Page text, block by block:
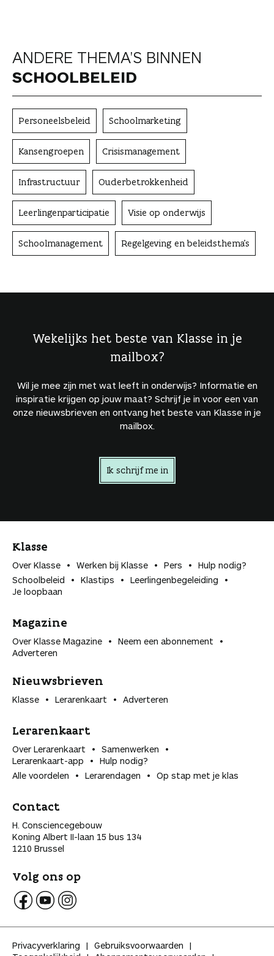
ANDERE THEMA'S BINNEN
SCHOOL­BELEID
Personeelsbeleid Schoolmarketing
Kansengroepen Crisismanagement
Infrastructuur Ouderbetrokkenheid
Leerlingenparticipatie Visie op onderwijs
Schoolmanagement Regelgeving en beleidsthema's
Wekelijks het beste van Klasse in je
mailbox?
Wil je mee zijn met wat leeft in onderwijs? Informatie en
inspiratie krijgen op jouw maat? Schrijf je in voor een van
onze nieuwsbrieven en ontvang het beste van Klasse in je
mailbox.
Ik schrijf me in
Klasse
Over Klasse Werken bij Klasse Pers
Hulp nodig?
Schoolbeleid
Klastips
Leerlingen­begeleiding
Je loopbaan
Magazine
Over Klasse Magazine
Neem een abonnement
Adverteren
Nieuwsbrieven
Klasse Lerarenkaart Adverteren
Lerarenkaart
Over Lerarenkaart
Samenwerken
Lerarenkaart-app
Hulp nodig?
Alle voordelen
Lerarendagen Op stap met je klas
Contact
H. Consciencegebouw
Koning Albert II-laan 15 bus 134
1210 Brussel
Volg ons op
o
l
g
o
g
o
g
Privacyverklaring
Gebruiksvoorwaarden